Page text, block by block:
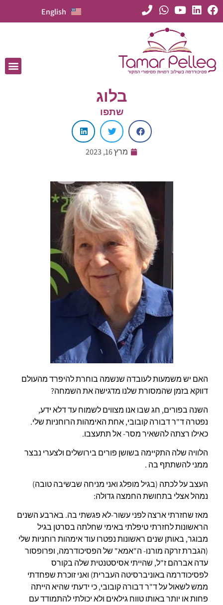
English
בלוג
שתפו
מרץ 16, 2023
האם יש משמעות לעובדה שנשמה בוחרת להיפרד מהעולם
דווקא בזמן שהמסורת שלנו מדגישה את השמחה?
השנה בפורים, חג שבו אנו מצווים לשמוח עד דלא ידע,
נפטרה ד"ר דבורה קובובי, אחת האימהות הרוחניות שלי.
כאילו רצתה להשאיר מסר- אל תתעצבו.
הלוויה שלה התקיימה בשושן פורים בירושלים ולצערי נבצר
ממני להשתתף בה .
העצב על לכתה (בגיל מופלג ואני מניחה שבשיבה טובה)
נמהל אצלי בתחושת החמצה גדולה:
מאז שחזרתי ארצה לפני עשור-לא פגשתי בה. בארבע השנים
הראשונות לחזרתי טיפלתי באימי שחלתה בסרטן בגיל
מבוגר, באותן שנים ראשונות נפטרו עוד אימהות רוחניות שלי
(הגברת זרקה מורנו- ה"אמא" של הפסיכודרמה, ופרופסור
עדה אברהם ז"ל, שהייתי אסיסטנטית שלה בקורס
לפסיכודרמה באוניברסיטה העברית) ואני זוכרת שפחדתי
ממש לשאול על ד"ר דבורה קובובי, כי ידעתי שהיא הייתה
פחות או יותר באותו טווח גילאים ולא יכולתי להתמודד עם